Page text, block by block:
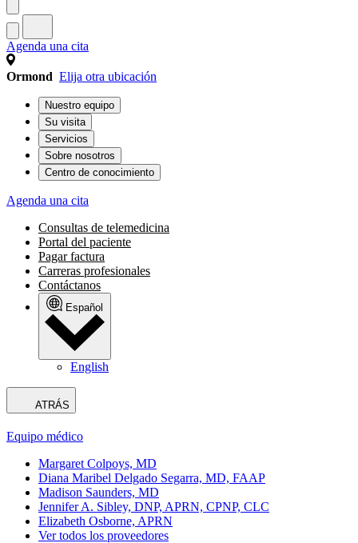
Agenda una cita
Ormond Elija otra ubicación
Nuestro equipo
Su visita
Servicios
Sobre nosotros
Centro de conocimiento
Agenda una cita
Consultas de telemedicina
Portal del paciente
Pagar factura
Carreras profesionales
Contáctanos
Español
English
ATRÁS
Equipo médico
Margaret Colpoys, MD
Diana Maribel Delgado Segarra, MD, FAAP
Madison Saunders, MD
Jennifer A. Sibley, DNP, APRN, CPNP, CLC
Elizabeth Osborne, APRN
Ver todos los proveedores